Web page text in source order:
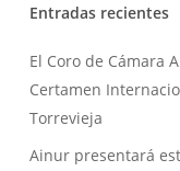
Entradas recientes
El Coro de Cámara
Certamen
Torrevieja
Ainur presentará